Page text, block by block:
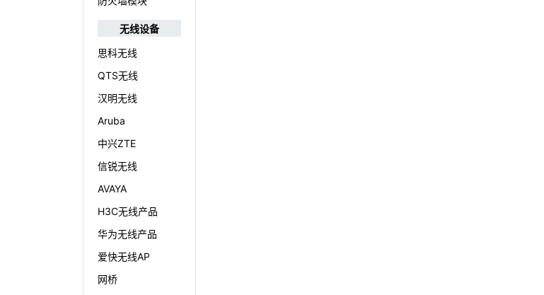
无线设备
思科无线
QTS无线
汉明无线
Aruba
中兴ZTE
信锐无线
AVAYA
H3C无线产品
华为无线产品
爱快无线AP
网桥